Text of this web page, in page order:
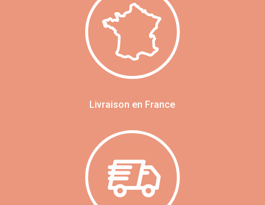
Livraison en France